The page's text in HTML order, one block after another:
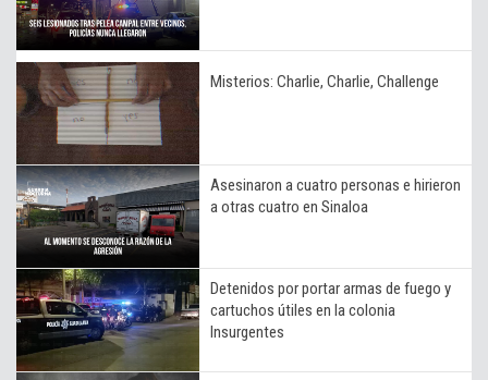
Misterios: Charlie, Charlie, Challenge
Asesinaron a cuatro personas e hirieron
a otras cuatro en Sinaloa
Detenidos por portar armas de fuego y
cartuchos útiles en la colonia
Insurgentes